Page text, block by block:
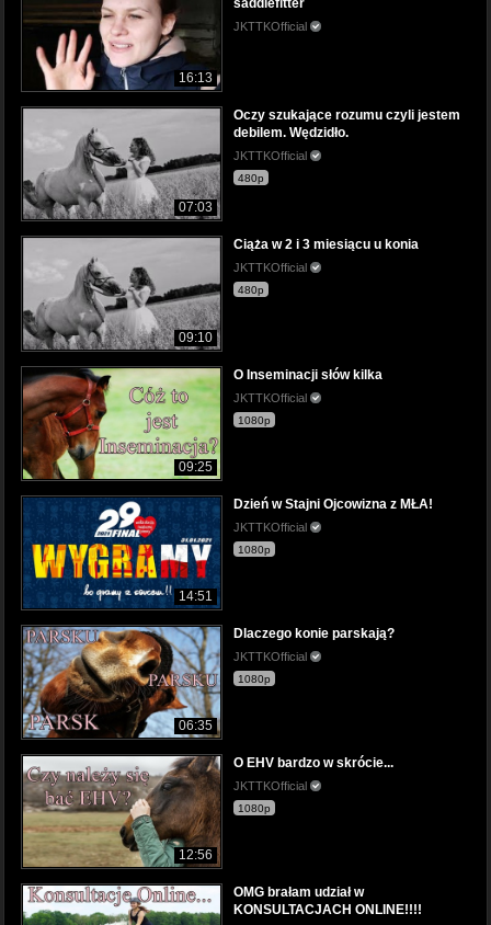
16:13
saddlefitter
JKTTKOfficial
07:03
Oczy szukające rozumu czyli jestem
debilem. Wędzidło.
JKTTKOfficial
480p
09:10
Ciąża w 2 i 3 miesiącu u konia
JKTTKOfficial
480p
09:25
O Inseminacji słów kilka
JKTTKOfficial
1080p
14:51
Dzień w Stajni Ojcowizna z MŁA!
JKTTKOfficial
1080p
06:35
Dlaczego konie parskają?
JKTTKOfficial
1080p
12:56
O EHV bardzo w skrócie...
JKTTKOfficial
1080p
OMG brałam udział w
KONSULTACJACH ONLINE!!!!